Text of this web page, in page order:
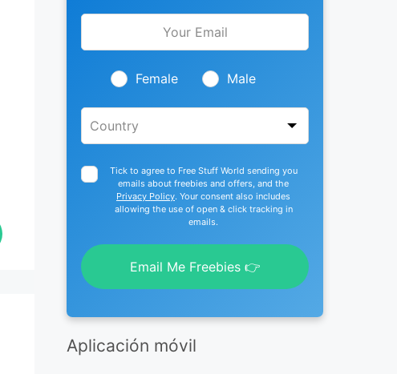
Leave
blank
Female Male
Tick to agree to Free Stuff World sending you
emails about freebies and offers, and the
Privacy Policy. Your consent also includes
allowing the use of open & click tracking in
emails.
Email Me Freebies 👉
Aplicación móvil